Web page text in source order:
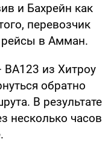
и Бахрейн как
перевозчик
в Амман.
из Хитроу
обратно
В результате
несколько часов